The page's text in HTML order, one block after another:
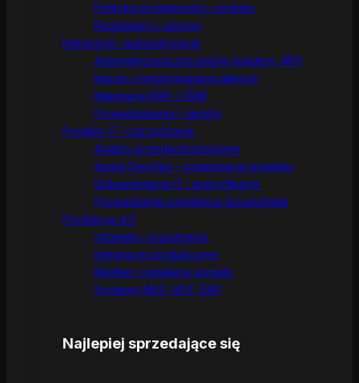
Polityka prywatności i cookies
Regulaminy i umowy
Integracje i automatyzacje
Automatyzacja procesów (spidery, API)
Import i synchronizacja danych
Integracje ERP / CRM
Powiadomienia i raporty
Projekty IT i zarządzanie
Analizy przedwdrożeniowe
Azure DevOps – organizacja projektu
Dokumentacja IT i specyfikacje
Prowadzenie projektów Scrum/Agile
Produkcja 4.0
Infomaty i urządzenia
Integracje produkcyjne
Montaż i instalacja sprzętu
Systemy MES, APS, ERP
Najlepiej sprzedające się